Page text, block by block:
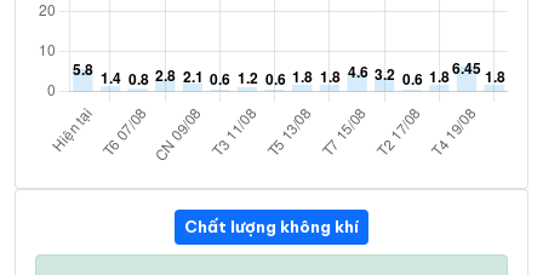
Chất lượng không khí